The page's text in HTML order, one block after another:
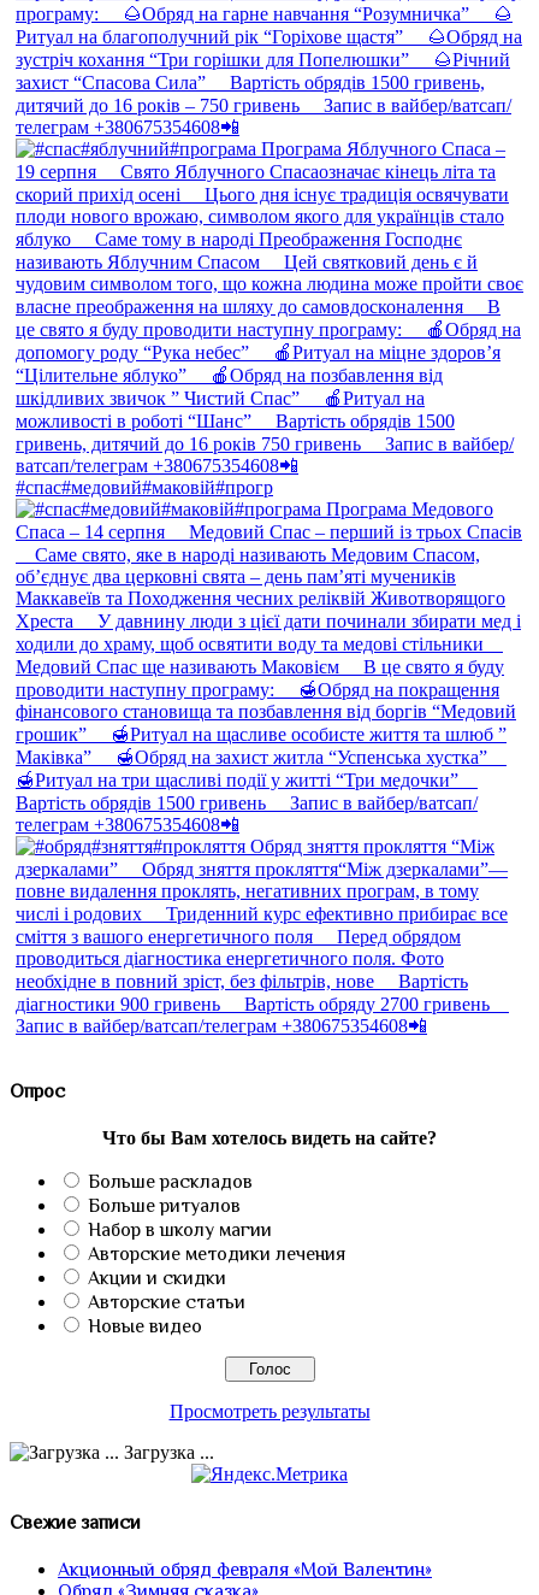
#спас#медовий#маковій#прогр
Опрос
Что бы Вам хотелось видеть на сайте?
Больше раскладов
Больше ритуалов
Набор в школу магии
Авторские методики лечения
Акции и скидки
Авторские статьи
Новые видео
Просмотреть результаты
Загрузка ...
Свежие записи
Акционный обряд февраля «Мой Валентин»